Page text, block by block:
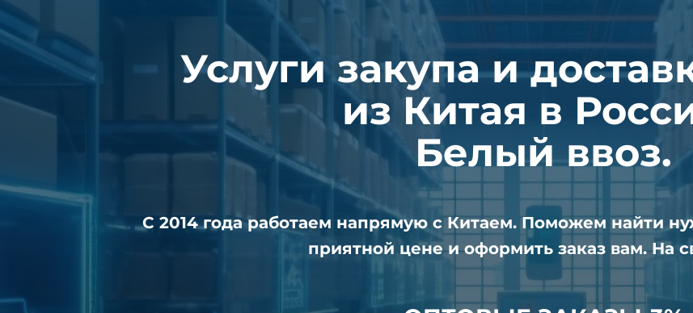
Услуги закупа и
из Китая в
Белый ввоз.
С 2014 года работаем напрямую с Китаем. Поможем найти
приятной цене и оформить заказ вам. На